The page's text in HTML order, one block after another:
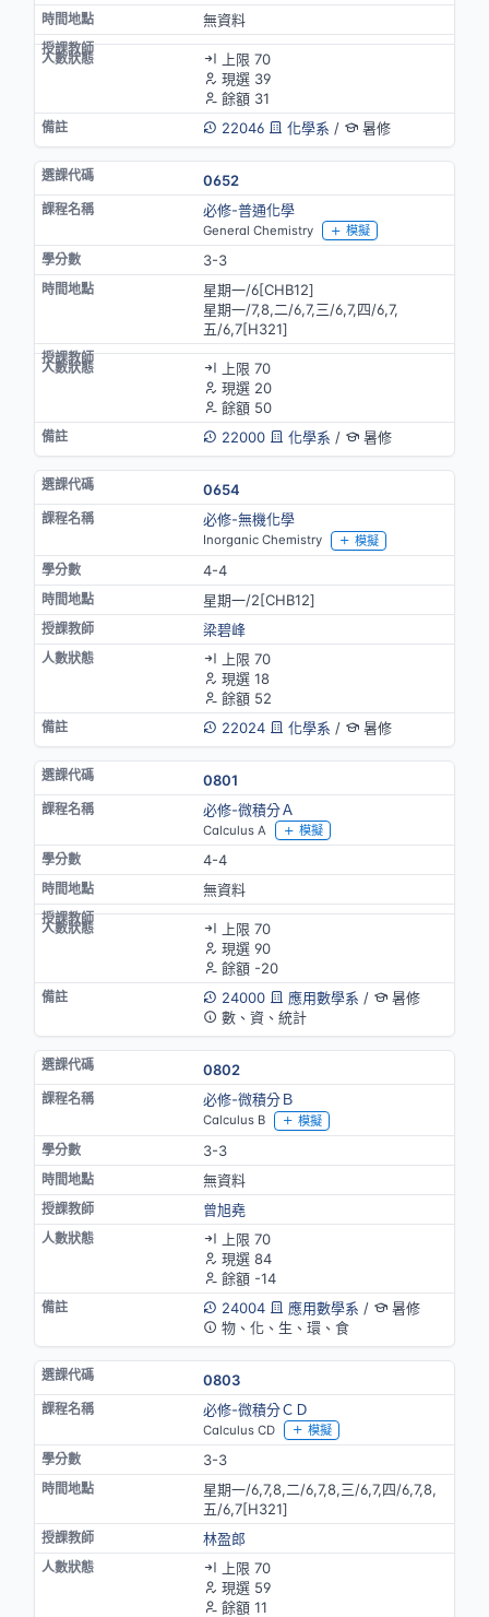
無資料
上限 70
現選 39
餘額 31
22046
化學系 / 暑修
0652
必修-普通化學
General Chemistry 模擬
3-3
星期一/6[CHB12]
星期一/7,8,二/6,7,三/6,7,四/6,7,
五/6,7[H321]
上限 70
現選 20
餘額 50
22000
化學系 / 暑修
0654
必修-無機化學
Inorganic Chemistry 模擬
4-4
星期一/2[CHB12]
梁碧峰
上限 70
現選 18
餘額 52
22024
化學系 / 暑修
0801
必修-微積分Ａ
Calculus A 模擬
4-4
無資料
上限 70
現選 90
餘額 -20
24000
應用數學系 /
暑修
數、資、統計
0802
必修-微積分Ｂ
Calculus B 模擬
3-3
無資料
曾旭堯
上限 70
現選 84
餘額 -14
24004
應用數學系 /
暑修
物、化、生、環、食
0803
必修-微積分ＣＤ
Calculus CD 模擬
3-3
星期一/6,7,8,二/6,7,8,三/6,7,四/6,7,8,
五/6,7[H321]
林盈郎
上限 70
現選 59
餘額 11